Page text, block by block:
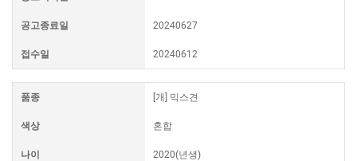
공고종료일 20240627
접수일 20240612
품종 [개] 믹스견
색상 혼합
나이 2020(년생)